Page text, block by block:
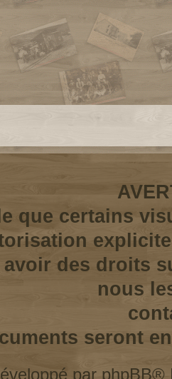
que certains
des droits
nous
seront
par phpBB®